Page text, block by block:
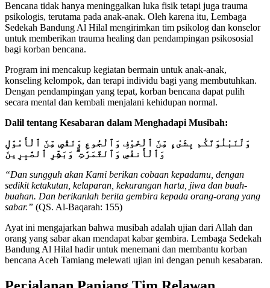
Bencana tidak hanya meninggalkan luka fisik tetapi juga trauma
psikologis, terutama pada anak-anak. Oleh karena itu, Lembaga
Sedekah Bandung Al Hilal mengirimkan tim psikolog dan konselor
untuk memberikan trauma healing dan pendampingan psikososial
bagi korban bencana.
Program ini mencakup kegiatan bermain untuk anak-anak,
konseling kelompok, dan terapi individu bagi yang membutuhkan.
Dengan pendampingan yang tepat, korban bencana dapat pulih
secara mental dan kembali menjalani kehidupan normal.
Dalil tentang Kesabaran dalam Menghadapi Musibah:
وَلَنَبْلُوَنَّكُم بِشَىْءٍ مِّنَ ٱلْخَوْفِ وَٱلْجُوعِ وَنَقْصٍ مِّنَ ٱلْأَمْوَٰلِ
وَٱلْأَنفُسِ وَٱلثَّمَرَٰتِ ۗ وَبَشِّرِ ٱلصَّٰبِرِينَ
“Dan sungguh akan Kami berikan cobaan kepadamu, dengan
sedikit ketakutan, kelaparan, kekurangan harta, jiwa dan buah-
buahan. Dan berikanlah berita gembira kepada orang-orang yang
sabar.” (QS. Al-Baqarah: 155)
Ayat ini mengajarkan bahwa musibah adalah ujian dari Allah dan
orang yang sabar akan mendapat kabar gembira. Lembaga Sedekah
Bandung Al Hilal hadir untuk menemani dan membantu korban
bencana Aceh Tamiang melewati ujian ini dengan penuh kesabaran.